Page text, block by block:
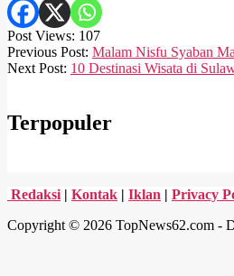
Post Views: 107
2024-
02-
Previous Post: Malam Nisfu Syaban
Next Post: 10 Destinasi Wisata di
Terpopuler
Redaksi | Kontak | Iklan | Privacy
Copyright © 2026 TopNews62.com -